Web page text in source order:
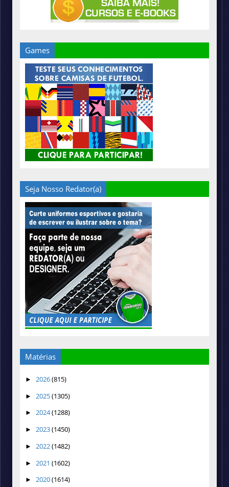
Games
Seja Nosso Redator(a)
Matérias
► 2026(815)
► 2025(1305)
► 2024(1288)
► 2023(1450)
► 2022(1482)
► 2021 (1602)
► 2020(1614)